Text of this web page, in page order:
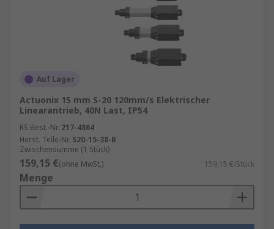
Auf Lager
Actuonix 15 mm S-20 120mm/s Elektrischer
Linearantrieb, 40N Last, IP54
RS Best.-Nr. 217-4864
Herst. Teile-Nr. S20-15-38-B
Zwischensumme (1 Stück)
159,15 €(ohne MwSt.) 159,15 €/Stück
Menge